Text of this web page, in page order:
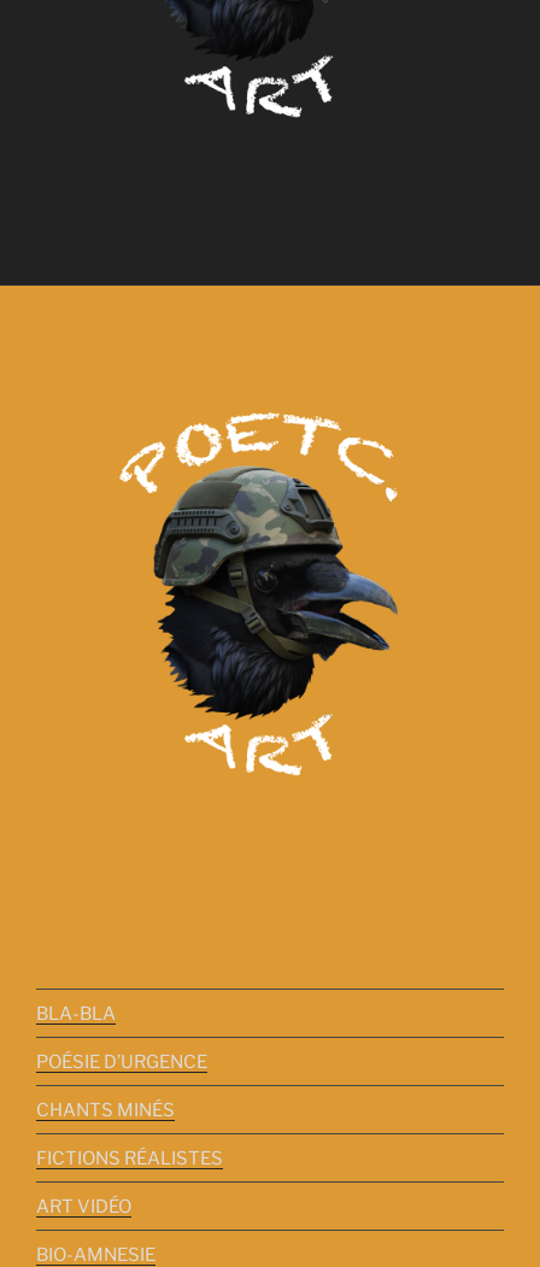
BLA-BLA
POÉSIE D’URGENCE
CHANTS MINÉS
FICTIONS RÉALISTES
ART VIDÉO
BIO-AMNESIE